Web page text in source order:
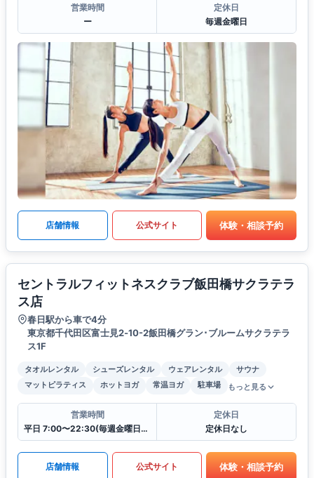
営業時間
ー
定休日
毎週金曜日
店舗情報 公式サイト 体験・相談予約
セントラルフィットネスクラブ飯田橋サクラテラ
ス店
春日駅から車で4分
東京都千代田区富士見2‐10-2飯田橋グラン･ブルームサクラテラ
ス1F
タオルレンタル シューズレンタル ウェアレンタル
サウナ
マットピラティス
ホットヨガ 常温ヨガ 駐車場 もっと見る
営業時間
平日 7:00〜22:30(毎週金曜日は12:00に閉館)
定休日
定休日なし
店舗情報 公式サイト 体験・相談予約